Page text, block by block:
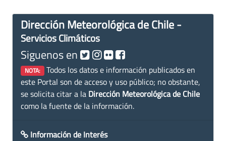
Dirección Meteorológica de Chile -
Servicios Climáticos
Siguenos en
NOTA: Todos los datos e información publicados en
este Portal son de acceso y uso público; no obstante,
se solicita citar a la Dirección Meteorológica de Chile
como la fuente de la información.
Información de Interés